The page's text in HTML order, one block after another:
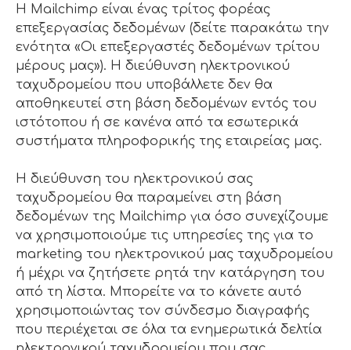
Η Mailchimp είναι ένας τρίτος φορέας
επεξεργασίας δεδομένων (δείτε παρακάτω την
ενότητα «Οι επεξεργαστές δεδομένων τρίτου
μέρους μας»). Η διεύθυνση ηλεκτρονικού
ταχυδρομείου που υποβάλλετε δεν θα
αποθηκευτεί στη βάση δεδομένων εντός του
ιστότοπου ή σε κανένα από τα εσωτερικά
συστήματα πληροφορικής της εταιρείας μας.
Η διεύθυνση του ηλεκτρονικού σας
ταχυδρομείου θα παραμείνει στη βάση
δεδομένων της Mailchimp για όσο συνεχίζουμε
να χρησιμοποιούμε τις υπηρεσίες της για το
marketing του ηλεκτρονικού μας ταχυδρομείου
ή μέχρι να ζητήσετε ρητά την κατάργηση του
από τη λίστα. Μπορείτε να το κάνετε αυτό
χρησιμοποιώντας τον σύνδεσμο διαγραφής
που περιέχεται σε όλα τα ενημερωτικά δελτία